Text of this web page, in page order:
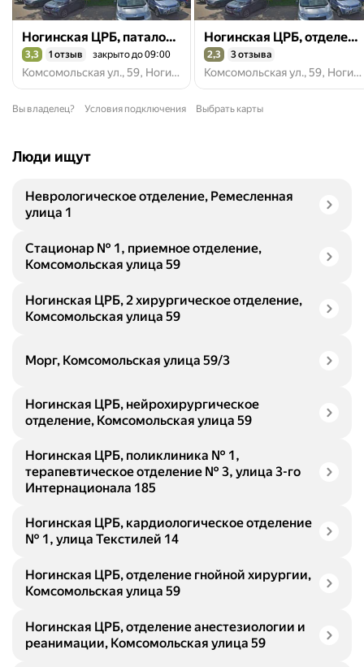
Ногинская ЦРБ, паталогоанатомическое отделение
Рейтинг 3,3 из 5
3,3 1 отзыв закрыто до 09:00
Комсомольская ул., 59, Ногинск
Ногинская ЦРБ, отделение лучевой диагностики
Рейтинг 2,3 из 5
2,3 3 отзыва
Комсомольская ул., 59, Ногинск
Вы владелец? Условия подключения Выбрать карты
Люди ищут
Неврологическое отделение, Ремесленная
улица 1
Стационар № 1, приемное отделение,
Комсомольская улица 59
Ногинская ЦРБ, 2 хирургическое отделение,
Комсомольская улица 59
Морг, Комсомольская улица 59/3
Ногинская ЦРБ, нейрохирургическое
отделение, Комсомольская улица 59
Ногинская ЦРБ, поликлиника № 1,
терапевтическое отделение № 3, улица 3-го
Интернационала 185
Ногинская ЦРБ, кардиологическое отделение
№ 1, улица Текстилей 14
Ногинская ЦРБ, отделение гнойной хирургии,
Комсомольская улица 59
Ногинская ЦРБ, отделение анестезиологии и
реанимации, Комсомольская улица 59